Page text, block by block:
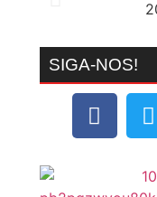
SIGA-NOS!